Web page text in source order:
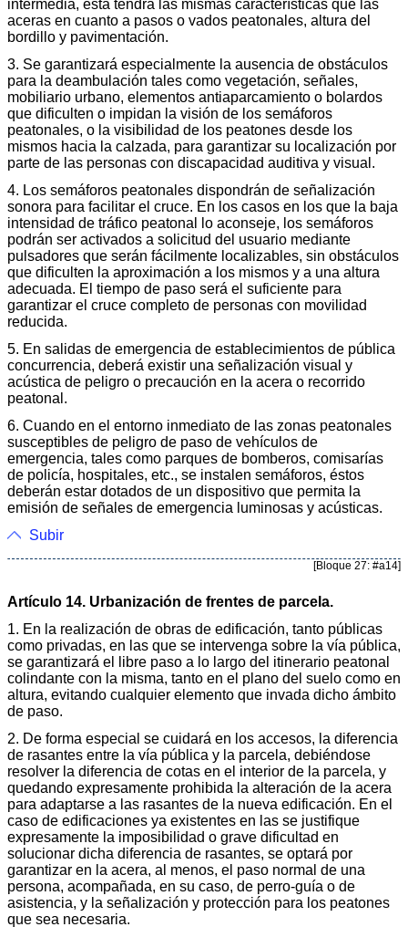
intermedia, ésta tendrá las mismas características que las
aceras en cuanto a pasos o vados peatonales, altura del
bordillo y pavimentación.
3. Se garantizará especialmente la ausencia de obstáculos
para la deambulación tales como vegetación, señales,
mobiliario urbano, elementos antiaparcamiento o bolardos
que dificulten o impidan la visión de los semáforos
peatonales, o la visibilidad de los peatones desde los
mismos hacia la calzada, para garantizar su localización por
parte de las personas con discapacidad auditiva y visual.
4. Los semáforos peatonales dispondrán de señalización
sonora para facilitar el cruce. En los casos en los que la baja
intensidad de tráfico peatonal lo aconseje, los semáforos
podrán ser activados a solicitud del usuario mediante
pulsadores que serán fácilmente localizables, sin obstáculos
que dificulten la aproximación a los mismos y a una altura
adecuada. El tiempo de paso será el suficiente para
garantizar el cruce completo de personas con movilidad
reducida.
5. En salidas de emergencia de establecimientos de pública
concurrencia, deberá existir una señalización visual y
acústica de peligro o precaución en la acera o recorrido
peatonal.
6. Cuando en el entorno inmediato de las zonas peatonales
susceptibles de peligro de paso de vehículos de
emergencia, tales como parques de bomberos, comisarías
de policía, hospitales, etc., se instalen semáforos, éstos
deberán estar dotados de un dispositivo que permita la
emisión de señales de emergencia luminosas y acústicas.
Subir
[Bloque 27: #a14]
Artículo 14. Urbanización de frentes de parcela.
1. En la realización de obras de edificación, tanto públicas
como privadas, en las que se intervenga sobre la vía pública,
se garantizará el libre paso a lo largo del itinerario peatonal
colindante con la misma, tanto en el plano del suelo como en
altura, evitando cualquier elemento que invada dicho ámbito
de paso.
2. De forma especial se cuidará en los accesos, la diferencia
de rasantes entre la vía pública y la parcela, debiéndose
resolver la diferencia de cotas en el interior de la parcela, y
quedando expresamente prohibida la alteración de la acera
para adaptarse a las rasantes de la nueva edificación. En el
caso de edificaciones ya existentes en las se justifique
expresamente la imposibilidad o grave dificultad en
solucionar dicha diferencia de rasantes, se optará por
garantizar en la acera, al menos, el paso normal de una
persona, acompañada, en su caso, de perro-guía o de
asistencia, y la señalización y protección para los peatones
que sea necesaria.